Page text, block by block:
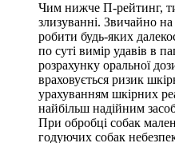
Чим нижче П-рейтинг,
злизуванні. Звичайно на
робити будь-яких
по суті вимір удавів в
розрахунку оральної
враховується ризик
урахуванням шкірних
найбільш надійним
При обробці собак
годуючих собак